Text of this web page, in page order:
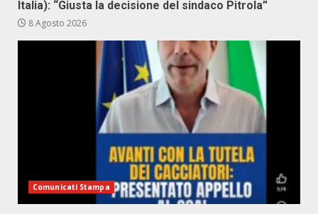
Italia): “Giusta la decisione del sindaco Pitrola”
8 Agosto 2026
Comunicati Stampa